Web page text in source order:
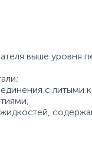
выше уровня
с литыми